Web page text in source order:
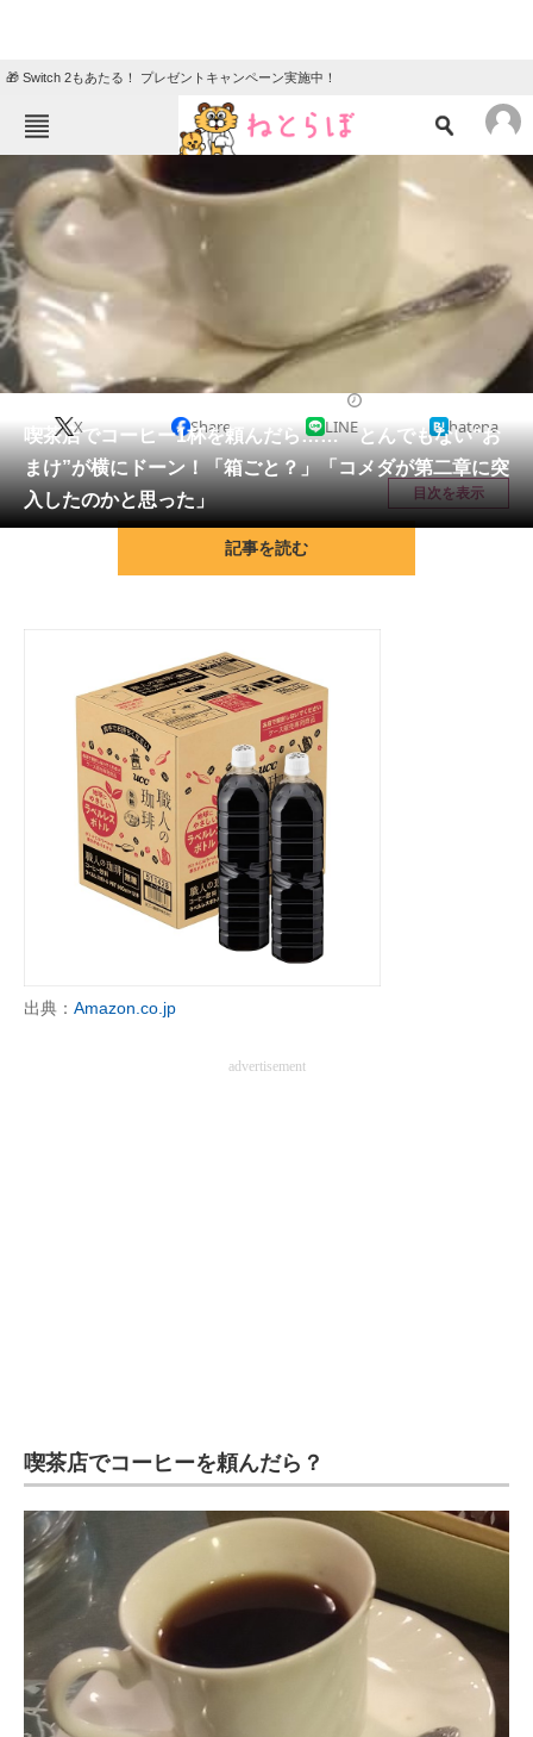
🎁 Switch 2もあたる！ プレゼントキャンペーン実施中！
ねとらぼメニュー
TOP ニュース
エンタメ
グルメ
住まい 教育・育児
動物
会員記事
メディア
注目記事を集めた総合ページ
進化するPCとデバイスの未来
好きが集まる 比べて選べる
ビジネスと働き方のヒント
AI活用のいまが分かる
企業ITのトレンドを詳説
経営リーダーのコミュニティ
建設×テクノロジーの最前線
喫茶店でコーヒー1杯を頼んだら…… とんでもない“お
まけ”が横にドーン！「箱ごと？」「コメダが第二章に突
入したのかと思った」
X Share LINE hatena
目次を表示
記事を読む
出典： Amazon.co.jp
advertisement
喫茶店でコーヒーを頼んだら？